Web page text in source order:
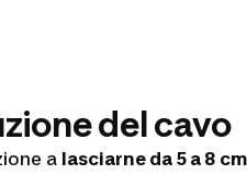
del cavo
a lasciarne da 5 a 8